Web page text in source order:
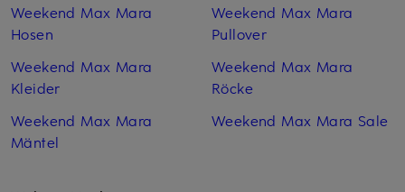
Weekend Max Mara
Hosen
Weekend Max Mara
Kleider
Weekend Max Mara
Mäntel
Weekend Max Mara
Pullover
Weekend Max Mara
Röcke
Weekend Max Mara Sale